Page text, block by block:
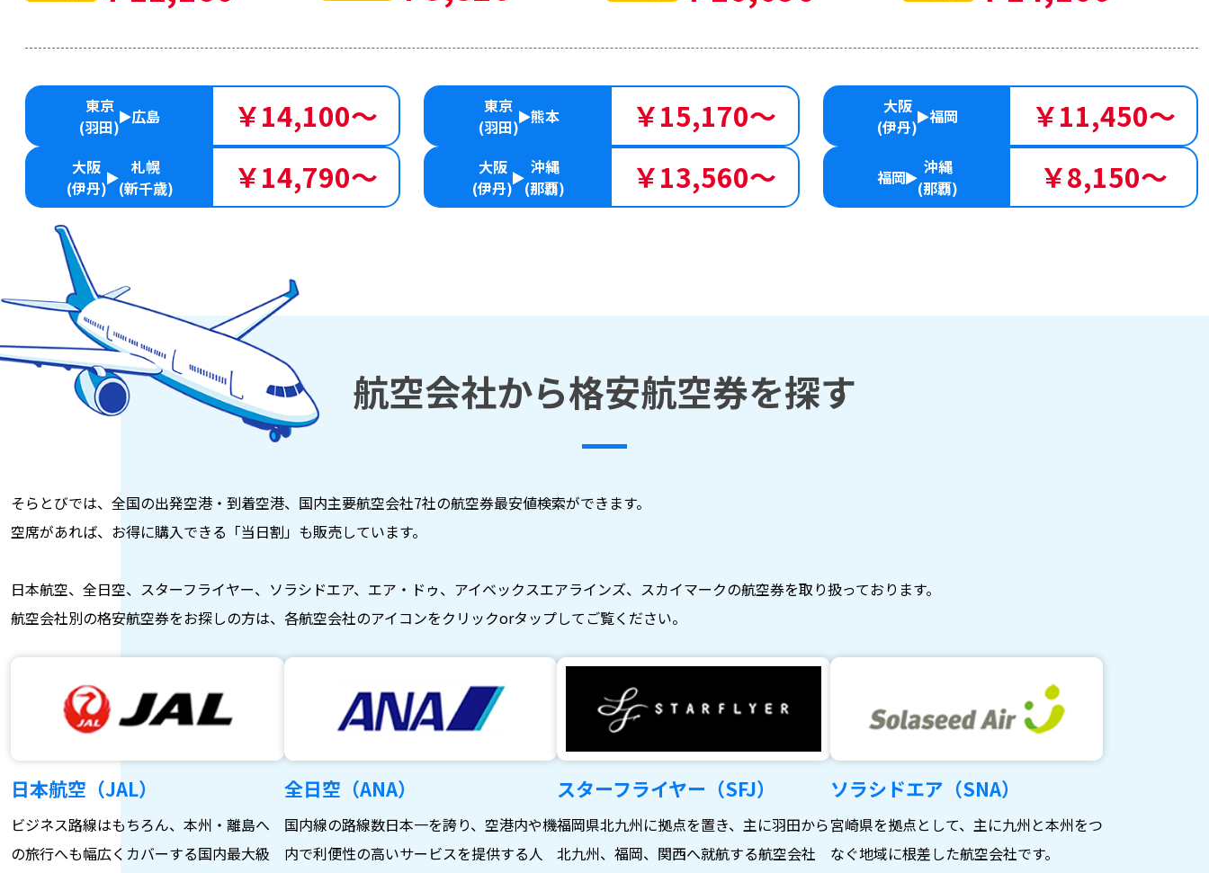
東京
(羽田) 広島 ￥14,100～
東京
(羽田) 熊本 ￥15,170～
大阪
(伊丹) 福岡 ￥11,450～
大阪
(伊丹)
札幌
(新千歳)
￥14,790～
大阪
(伊丹)
沖縄
(那覇)
￥13,560～ 福岡
沖縄
(那覇)
￥8,150～
航空会社から格安航空券を探す
そらとびでは、全国の出発空港・到着空港、国内主要航空会社7社の航空券最安値検索ができます。
空席があれば、お得に購入できる「当日割」も販売しています。
日本航空、全日空、スターフライヤー、ソラシドエア、エア・ドゥ、アイベックスエアラインズ、スカイマークの航空券を取り扱っております。
航空会社別の格安航空券をお探しの方は、各航空会社のアイコンをクリックorタップしてご覧ください。
日本航空（JAL）
ビジネス路線はもちろん、本州・離島へ
の旅行へも幅広くカバーする国内最大級
全日空（ANA）
国内線の路線数日本一を誇り、空港内や機
内で利便性の高いサービスを提供する人
スターフライヤー（SFJ）
福岡県北九州に拠点を置き、主に羽田から
北九州、福岡、関西へ就航する航空会社
ソラシドエア（SNA）
宮崎県を拠点として、主に九州と本州をつ
なぐ地域に根差した航空会社です。